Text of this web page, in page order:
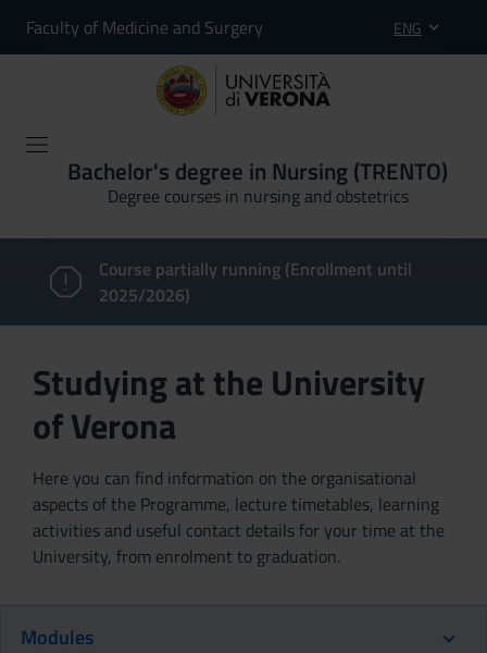
Faculty of Medicine and Surgery ENG
Bachelor's degree in Nursing (TRENTO)
Degree courses in nursing and obstetrics
Course partially running (Enrollment until
2025/2026)
Studying at the University
of Verona
Here you can find information on the organisational
aspects of the Programme, lecture timetables, learning
activities and useful contact details for your time at the
University, from enrolment to graduation.
Modules